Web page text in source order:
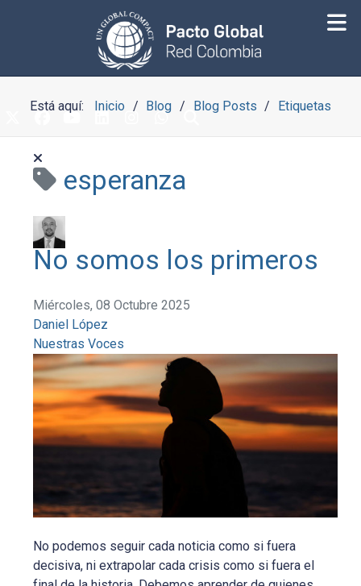
Está aquí: Inicio Blog Blog Posts Etiquetas
esperanza
No somos los primeros
Miércoles, 08 Octubre 2025
Daniel López
Nuestras Voces
No podemos seguir cada noticia como si fuera
decisiva, ni extrapolar cada crisis como si fuera el